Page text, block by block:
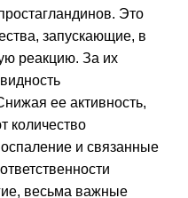
Это
запускающие, в
реакцию. За их
ее активность,
количество
и связанные
весьма важные